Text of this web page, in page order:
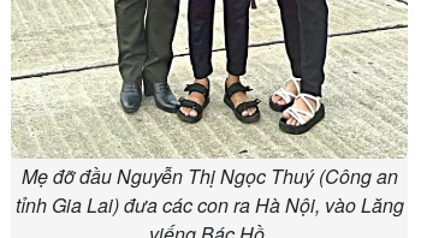
Mẹ đỡ đầu Nguyễn Thị Ngọc Thuý (Công an
tỉnh Gia Lai) đưa các con ra Hà Nội, vào Lăng